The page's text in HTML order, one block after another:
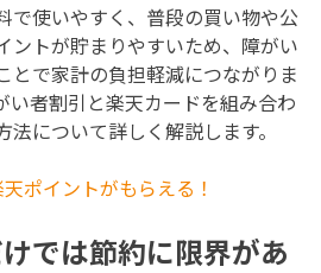
で使いやすく、普段の買い物や公
ントが貯まりやすいため、障がい
とで家計の負担軽減につながりま
い者割引と楽天カードを組み合わ
について詳しく解説します。
ポイントがもらえる！
では節約に限界があ